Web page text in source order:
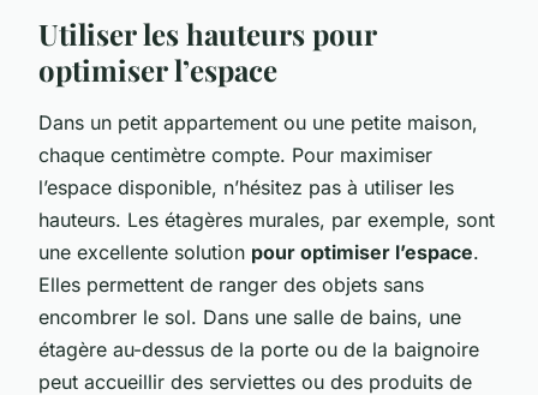
Utiliser les hauteurs pour
optimiser l’espace
Dans un petit appartement ou une petite maison,
chaque centimètre compte. Pour maximiser
l’espace disponible, n’hésitez pas à utiliser les
hauteurs. Les étagères murales, par exemple, sont
une excellente solution pour optimiser l’espace.
Elles permettent de ranger des objets sans
encombrer le sol. Dans une salle de bains, une
étagère au-dessus de la porte ou de la baignoire
peut accueillir des serviettes ou des produits de